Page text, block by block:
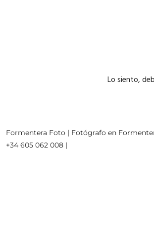
Lo siento,
Formentera Foto | Fotógrafo en
+34 605 062 008 |